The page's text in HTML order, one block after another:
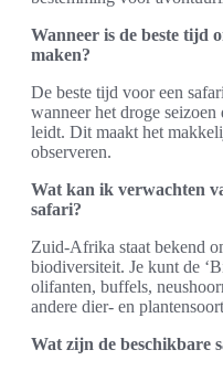
Wanneer is de beste tijd
maken?
De beste tijd voor een
wanneer het droge
leidt. Dit maakt het
observeren.
Wat kan ik verwachten
safari?
Zuid-Afrika staat bekend
biodiversiteit. Je kunt de
olifanten, buffels,
andere dier- en
Wat zijn de beschikbare